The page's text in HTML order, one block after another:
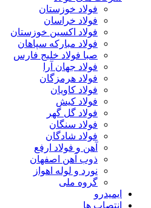
فولاد خوزستان
فولاد خراسان
فولاد اکسین خوزستان
فولاد مبارکه سپاهان
صبا فولاد خلیج فارس
فولاد جهان آرا
فولاد هرمزگان
فولاد کاویان
فولاد کیش
فولاد گل گهر
فولاد سنگان
فولاد شادگان
آهن و فولاد ارفع
ذوب آهن اصفهان
نورد و لوله اهواز
گروه ملی
ایمیدرو
انتصاب ها